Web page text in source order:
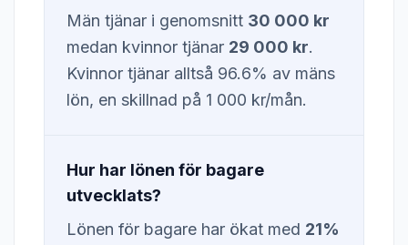
Män tjänar i genomsnitt 30 000 kr
medan kvinnor tjänar 29 000 kr.
Kvinnor tjänar alltså 96.6% av mäns
lön, en skillnad på 1 000 kr/mån.
Hur har lönen för bagare
utvecklats?
Lönen för bagare har ökat med 21%